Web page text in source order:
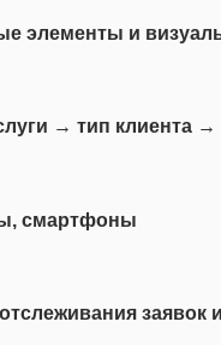
элементы и
→ тип клиента
смартфоны
заявок